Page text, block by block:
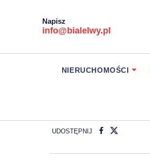
Napisz
info@bialelwy.pl
NIERUCHOMOŚCI
UDOSTĘPNIJ